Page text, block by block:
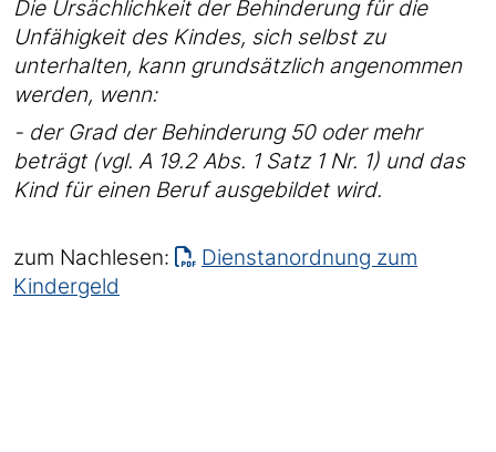
Die Ursächlichkeit der Behinderung für die
Unfähigkeit des Kindes, sich selbst zu
unterhalten, kann grundsätzlich angenommen
werden, wenn:
- der Grad der Behinderung 50 oder mehr
beträgt (vgl. A 19.2 Abs. 1 Satz 1 Nr. 1) und das
Kind für einen Beruf ausgebildet wird.
zum Nachlesen:
Dienstanordnung zum
Kindergeld